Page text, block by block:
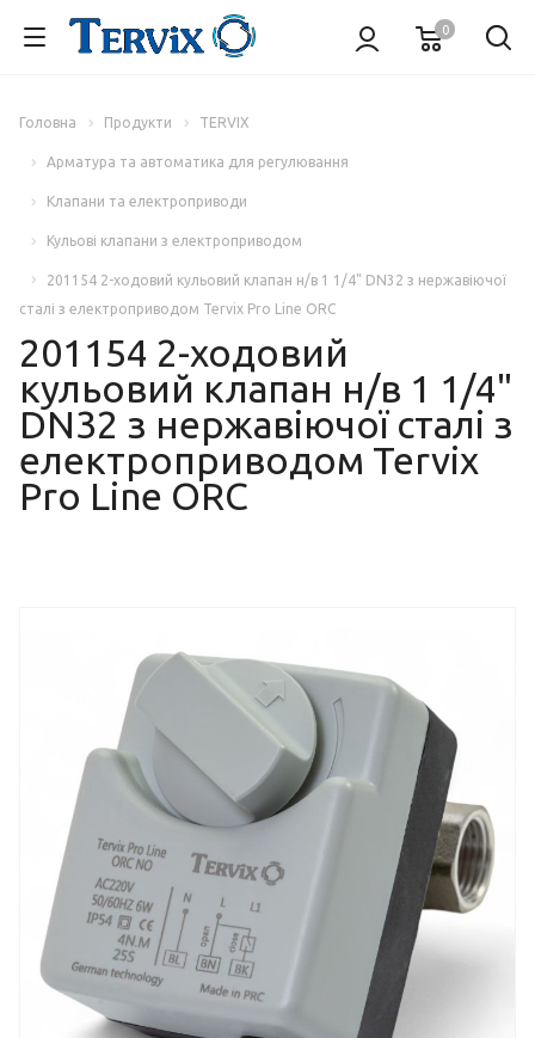
0
Головна Продукти TERVIX
Арматура та автоматика для регулювання
Клапани та електроприводи
Кульові клапани з електроприводом
201154 2-ходовий кульовий клапан н/в 1 1/4" DN32 з нержавіючої
сталі з електроприводом Tervix Pro Line ORC
201154 2-ходовий
кульовий клапан н/в 1 1/4"
DN32 з нержавіючої сталі з
електроприводом Tervix
Pro Line ORC